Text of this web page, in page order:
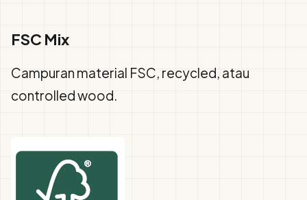
FSC Mix
Campuran material FSC, recycled, atau
controlled wood.